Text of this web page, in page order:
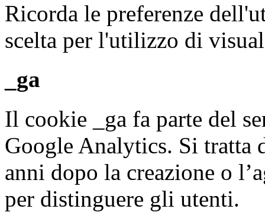
Ricorda le preferenze
scelta per l'utilizzo di
_ga
Il cookie _ga fa parte del
Google Analytics. Si tratta
anni dopo la creazione o
per distinguere gli utenti.